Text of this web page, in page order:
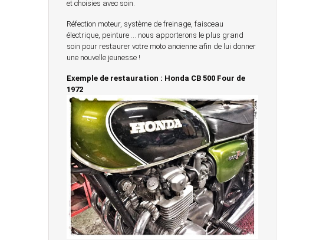
et choisies avec soin.
Réfection moteur, système de freinage, faisceau
électrique, peinture … nous apporterons le plus grand
soin pour restaurer votre moto ancienne afin de lui donner
une nouvelle jeunesse !
Exemple de restauration : Honda CB 500 Four de
1972